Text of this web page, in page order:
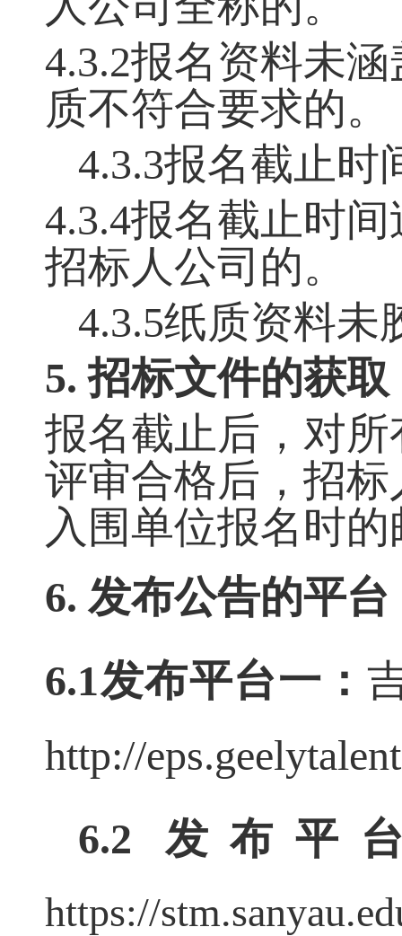
4.3.2报名资料未
质不符合要求的。
4.3.3报名截止时
4.3.4报名截止时
招标人公司的。
4.3.5纸质资料未
5. 招标文件的获取
报名截止后，对
评审合格后，招
入围单位报名时
6. 发布公告的平台
6.1发布平台一：
http://
6.2
发布平
https://